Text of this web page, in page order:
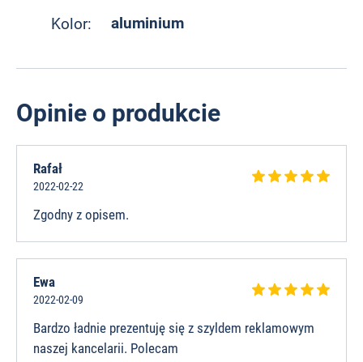
Kolor: aluminium
Opinie o produkcie
Rafał
2022-02-22
Zgodny z opisem.
Ewa
2022-02-09
Bardzo ładnie prezentuję się z szyldem reklamowym
naszej kancelarii. Polecam